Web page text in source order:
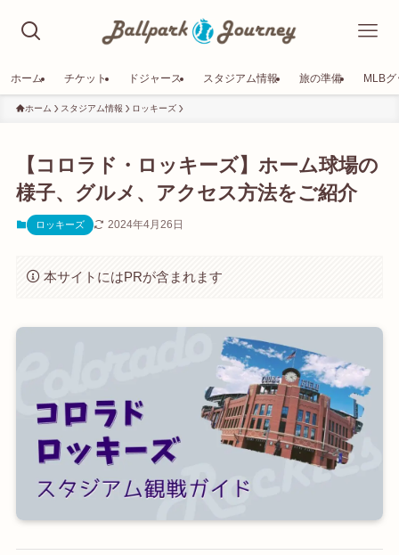
ホーム チケット ドジャース スタジアム情報 旅の準備 MLB
ホーム スタジアム情報 ロッキーズ
【コロラド・ロッキーズ】ホーム球場の
様子、グルメ、アクセス方法をご紹介
ロッキーズ 2024年4月26日
本サイトにはPRが含まれます